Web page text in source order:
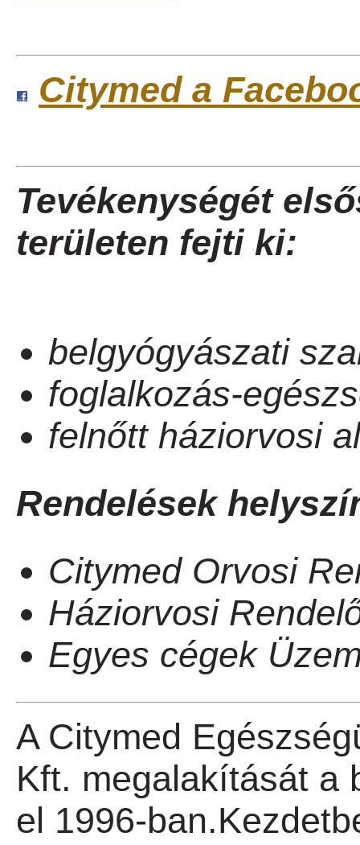
Citymed a
Tevékenységét
területen fejti ki:
belgyógyászati
foglalkozás-
felnőtt háziorvosi
Rendelések
Citymed Orvosi
Háziorvosi
Egyes cégek
A Citymed
Kft. megalakítását a
el 1996-